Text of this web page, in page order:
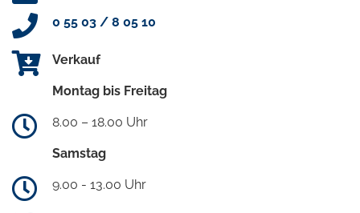
0 55 03 / 8 05 10
Verkauf
Montag bis Freitag
8.00 – 18.00 Uhr
Samstag
9.00 - 13.00 Uhr